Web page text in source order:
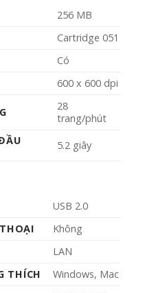
256 MB
Cartridge 051
Có
600 x 600 dpi
28
trang/phút
5.2 giây
USB 2.0
Không
LAN
THÍCH
Windows, Mac